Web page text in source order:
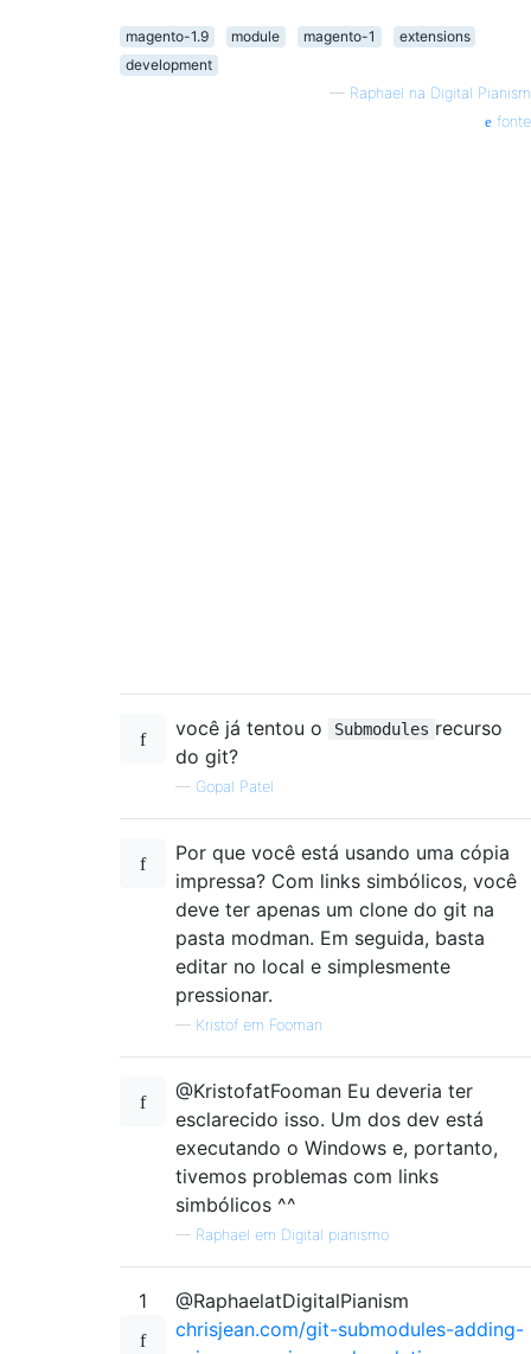
magento-1.9 module magento-1
extensions
development
— Raphael na Digital Pianism
fonte
você já tentou o Submodules recurso
do git?
— Gopal Patel
Por que você está usando uma cópia
impressa? Com links simbólicos, você
deve ter apenas um clone do git na
pasta modman. Em seguida, basta
editar no local e simplesmente
pressionar.
— Kristof em Fooman
@KristofatFooman Eu deveria ter
esclarecido isso. Um dos dev está
executando o Windows e, portanto,
tivemos problemas com links
simbólicos ^^
— Raphael em Digital pianismo
1
@RaphaelatDigitalPianism
chrisjean.com/git-submodules-adding-